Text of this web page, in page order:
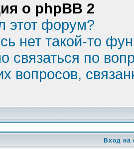
о phpBB 2
этот форум?
нет такой-то
связаться по
вопросов,
Вход на